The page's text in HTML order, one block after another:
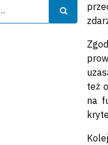
Szukaj
też
na